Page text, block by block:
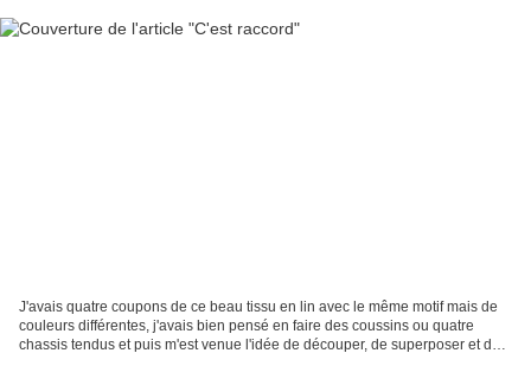
J'avais quatre coupons de ce beau tissu en lin avec le même motif mais de
couleurs différentes, j'avais bien pensé en faire des coussins ou quatre
chassis tendus et puis m'est venue l'idée de découper, de superposer et de